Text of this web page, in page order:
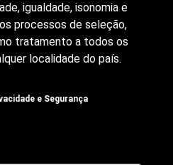
igualdade, isonomia e
processos de seleção,
tratamento a todos os
localidade do país.
e Segurança